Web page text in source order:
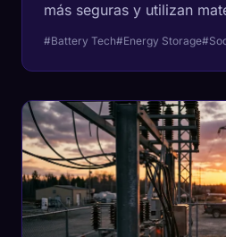
más seguras y utilizan
encuentran en el océano.
de colapsar.
#Battery Tech#Energy Storage